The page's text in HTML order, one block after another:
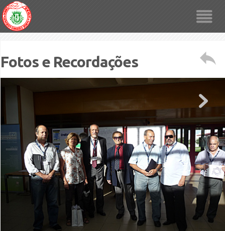
Fotos e Recordações